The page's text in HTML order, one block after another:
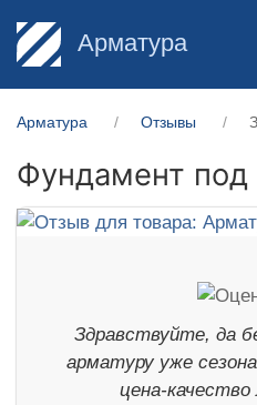
Арматура
Арматура Отзывы
Фундамент под
Здравствуйте, да
арматуру уже
цена-